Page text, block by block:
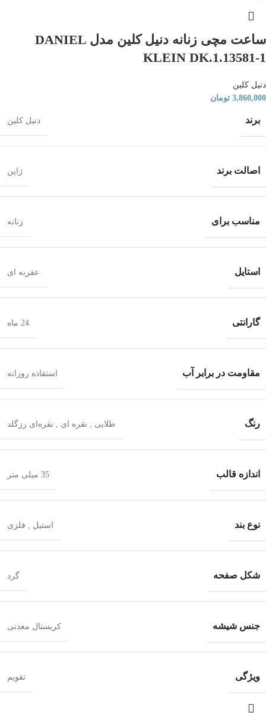
ساعت مچی زنانه دنیل کلین مدل DANIEL
KLEIN DK.1.13581-1
دنیل کلین
3,860,000 تومان
برند دنیل کلین
اصالت برند ژاپن
مناسب برای زنانه
استایل عقربه ای
گارانتی 24 ماه
مقاومت در برابر آب استفاده روزانه
رنگ طلایی , نقره ای , نقره‌ای رزگلد
اندازه قالب 35 میلی متر
نوع بند استیل , فلزی
شکل صفحه گرد
جنس شیشه کریستال معدنی
ویژگی تقویم